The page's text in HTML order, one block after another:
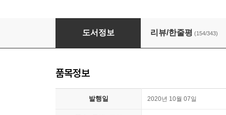
존리의 부자되기 습관
도서정보 리뷰/한줄평 (154/343)
품목정보
발행일 2020년 10월 07일